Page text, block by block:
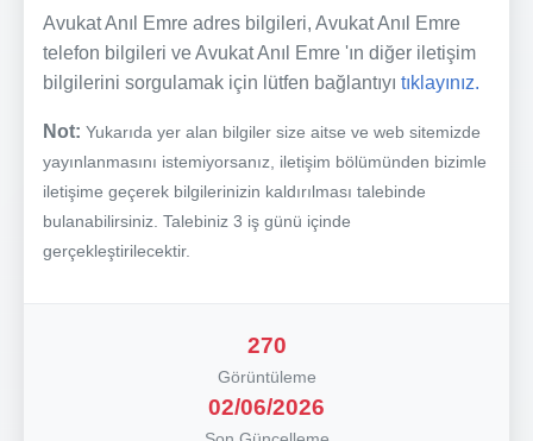
Avukat Anıl Emre adres bilgileri, Avukat Anıl Emre
telefon bilgileri ve Avukat Anıl Emre 'ın diğer iletişim
bilgilerini sorgulamak için lütfen bağlantıyı tıklayınız.
Not: Yukarıda yer alan bilgiler size aitse ve web sitemizde
yayınlanmasını istemiyorsanız, iletişim bölümünden bizimle
iletişime geçerek bilgilerinizin kaldırılması talebinde
bulanabilirsiniz. Talebiniz 3 iş günü içinde
gerçekleştirilecektir.
270
Görüntüleme
02/06/2026